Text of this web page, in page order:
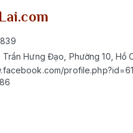
Trần Hưng Đạo, Phường 10, Hồ